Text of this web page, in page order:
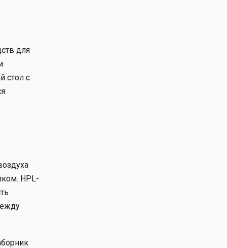
для
стол с
HPL-